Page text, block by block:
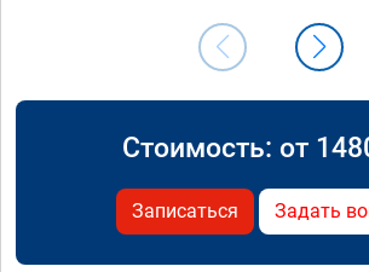
Стоимость: от
Записаться Задать